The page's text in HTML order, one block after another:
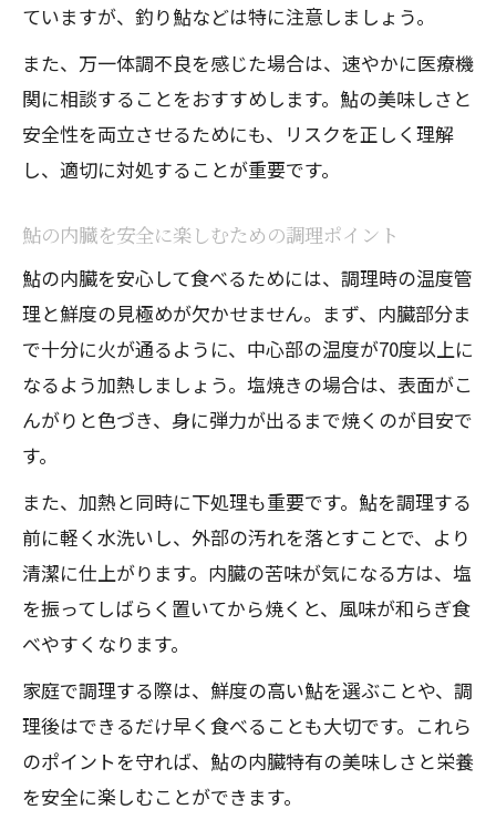
ていますが、釣り鮎などは特に注意しましょう。
また、万一体調不良を感じた場合は、速やかに医療機
関に相談することをおすすめします。鮎の美味しさと
安全性を両立させるためにも、リスクを正しく理解
し、適切に対処することが重要です。
鮎の内臓を安全に楽しむための調理ポイント
鮎の内臓を安心して食べるためには、調理時の温度管
理と鮮度の見極めが欠かせません。まず、内臓部分ま
で十分に火が通るように、中心部の温度が70度以上に
なるよう加熱しましょう。塩焼きの場合は、表面がこ
んがりと色づき、身に弾力が出るまで焼くのが目安で
す。
また、加熱と同時に下処理も重要です。鮎を調理する
前に軽く水洗いし、外部の汚れを落とすことで、より
清潔に仕上がります。内臓の苦味が気になる方は、塩
を振ってしばらく置いてから焼くと、風味が和らぎ食
べやすくなります。
家庭で調理する際は、鮮度の高い鮎を選ぶことや、調
理後はできるだけ早く食べることも大切です。これら
のポイントを守れば、鮎の内臓特有の美味しさと栄養
を安全に楽しむことができます。